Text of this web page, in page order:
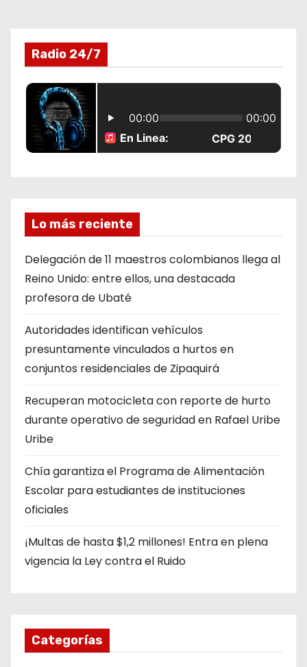
d
a
Radio 24/7
Lo más reciente
Delegación de 11 maestros colombianos llega al
Reino Unido: entre ellos, una destacada
profesora de Ubaté
Autoridades identifican vehículos
presuntamente vinculados a hurtos en
conjuntos residenciales de Zipaquirá
Recuperan motocicleta con reporte de hurto
durante operativo de seguridad en Rafael Uribe
Uribe
Chía garantiza el Programa de Alimentación
Escolar para estudiantes de instituciones
oficiales
¡Multas de hasta $1,2 millones! Entra en plena
vigencia la Ley contra el Ruido
Categorías